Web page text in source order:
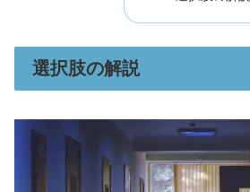
選択肢の解説